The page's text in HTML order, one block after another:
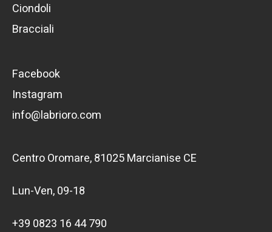
Ciondoli
Bracciali
Facebook
Instagram
info@labrioro.com
Centro Oromare, 81025 Marcianise CE
Lun-Ven, 09-18
+39 0823 16 44 790